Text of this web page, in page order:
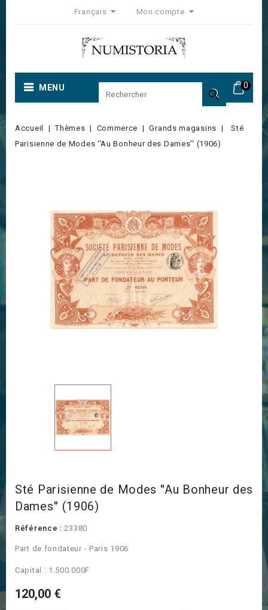
Français Mon compte
0
MENU 
Accueil Thèmes Commerce Grands magasins
Sté
Parisienne de Modes ''Au Bonheur des Dames'' (1906)
Sté Parisienne de Modes ''Au Bonheur des
Dames'' (1906)
Référence : 23380
Part de fondateur - Paris 1906
Capital : 1.500.000F
120,00 €